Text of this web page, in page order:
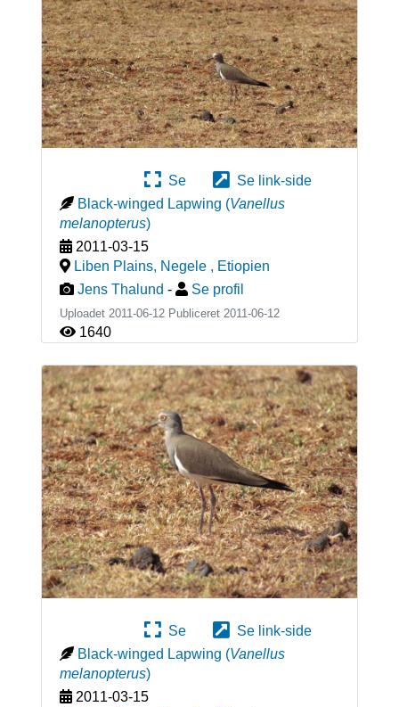
Se
Se link-side
Black-winged Lapwing (Vanellus
melanopterus)
2011-03-15
Liben Plains, Negele , Etiopien
Jens Thalund - Se profil
Uploadet 2011-06-12 Publiceret 2011-06-12
1640
Se
Se link-side
Black-winged Lapwing (Vanellus
melanopterus)
2011-03-15